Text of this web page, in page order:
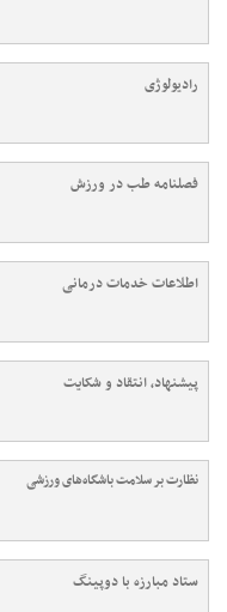
رادیولوژی
فصلنامه طب در ورزش
اطلاعات خدمات درمانی
پیشنهاد، انتقاد و شکایت
نظارت بر سلامت باشگاه‌های ورزشی
ستاد مبارزه با دوپینگ